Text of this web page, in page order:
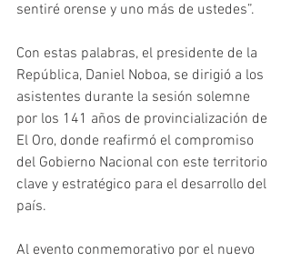
sentiré orense y uno más de ustedes”.
Con estas palabras, el presidente de la
República, Daniel Noboa, se dirigió a los
asistentes durante la sesión solemne
por los 141 años de provincialización de
El Oro, donde reafirmó el compromiso
del Gobierno Nacional con este territorio
clave y estratégico para el desarrollo del
país.
Al evento conmemorativo por el nuevo